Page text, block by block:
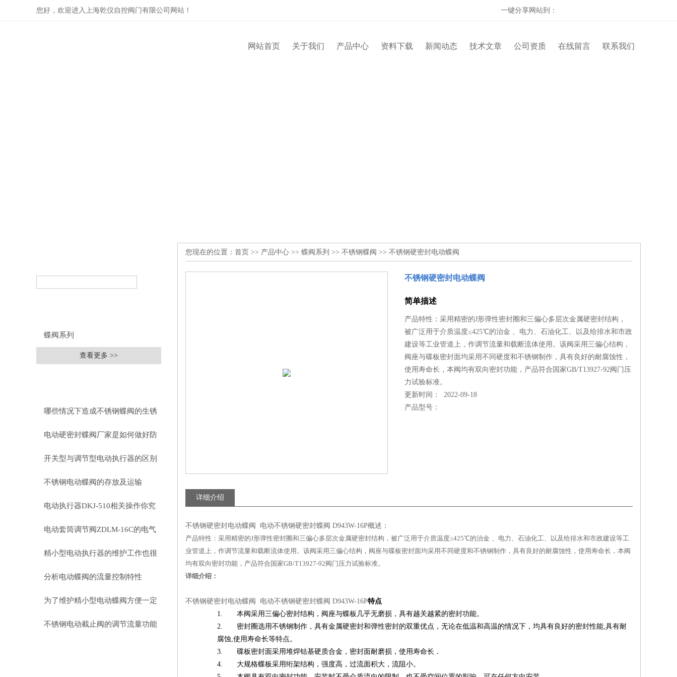
您好，欢迎进入上海乾仪自控阀门有限公司网站！ 一键分享网站到：
网站首页 关于我们 产品中心 资料下载 新闻动态 技术文章 公司资质 在线留言 联系我们
蝶阀系列
查看更多 >>
哪些情况下造成不锈钢蝶阀的生锈
电动硬密封蝶阀厂家是如何做好防
腐的
开关型与调节型电动执行器的区别
不锈钢电动蝶阀的存放及运输
电动执行器DKJ-510相关操作你究
竟会了吗？
电动套筒调节阀ZDLM-16C的电气
连接与控制系统
精小型电动执行器的维护工作也很
重要！
分析电动蝶阀的流量控制特性
为了维护精小型电动蝶阀方便一定
要看
不锈钢电动截止阀的调节流量功能
您现在的位置： 首页 >> 产品中心 >> 蝶阀系列 >> 不锈钢蝶阀 >> 不锈钢硬密封电动蝶阀
不锈钢硬密封电动蝶阀
简单描述
产品特性：采用精密的J形弹性密封圈和三偏心多层次金属硬密封结构，
被广泛用于介质温度≤425℃的治金 、电力、石油化工、以及给排水和市政
建设等工业管道上，作调节流量和载断流体使用。该阀采用三偏心结构，
阀座与碟板密封面均采用不同硬度和不锈钢制作，具有良好的耐腐蚀性，
使用寿命长，本阀均有双向密封功能，产品符合国家GB/T13927-92阀门压
力试验标准。
更新时间： 2022-09-18
产品型号：
详细介绍
不锈钢硬密封电动蝶阀 电动不锈钢硬密封蝶阀 D943W-16P概述：
产品特性：采用精密的J形弹性密封圈和三偏心多层次金属硬密封结构，被广泛用于介质温度≤425℃的治金 、电力、石油化工、以及给排水和市政建设等工
业管道上，作调节流量和载断流体使用。该阀采用三偏心结构，阀座与碟板密封面均采用不同硬度和不锈钢制作，具有良好的耐腐蚀性，使用寿命长，本阀
均有双向密封功能，产品符合国家GB/T13927-92阀门压力试验标准。
详细介绍：
不锈钢硬密封电动蝶阀 电动不锈钢硬密封蝶阀 D943W-16P特点
1. 本阀采用三偏心密封结构，阀座与蝶板几乎无磨损，具有越关越紧的密封功能。
2. 密封圈选用不锈钢制作，具有金属硬密封和弹性密封的双重优点，无论在低温和高温的情况下，均具有良好的密封性能,具有耐
腐蚀,使用寿命长等特点。
3. 碟板密封面采用堆焊钴基硬质合金，密封面耐磨损，使用寿命长．
4. 大规格蝶板采用绗架结构，强度高，过流面积大，流阻小。